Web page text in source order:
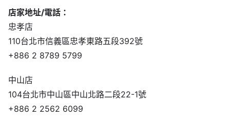
店家地址/電話：
忠孝店
110台北市信義區忠孝東路五段392號
+886 2 8789 5799
中山店
104台北市中山區中山北路二段22-1號
+886 2 2562 6099